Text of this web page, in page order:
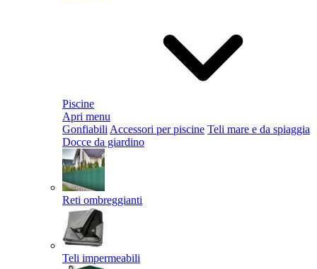
Piscine
Apri menu
Gonfiabili Accessori per piscine Teli mare e da spiaggia
Docce da giardino
Reti ombreggianti
Teli impermeabili